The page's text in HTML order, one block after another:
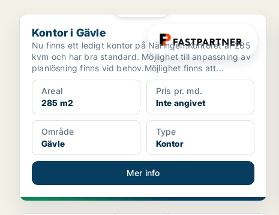
Kontor i Gävle
Kontor i Gävle
Nu finns ett ledigt kontor på Näringen.Kontoret är 285
kvm och har bra standard. Möjlighet till anpassning av
planlösning finns vid behov.Möjlighet finns att...
Areal
285 m2
Pris pr. md.
Inte angivet
Område
Gävle
Type
Kontor
Mer info